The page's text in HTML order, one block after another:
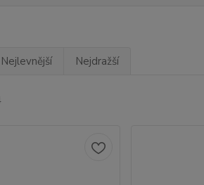
Nejlevnější Nejdražší